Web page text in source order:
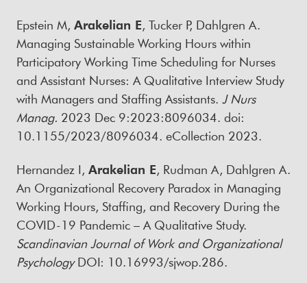
Epstein M, Arakelian E, Tucker P, Dahlgren A.
Managing Sustainable Working Hours within
Participatory Working Time Scheduling for Nurses
and Assistant Nurses: A Qualitative Interview Study
with Managers and Staffing Assistants. J Nurs
Manag. 2023 Dec 9:2023:8096034. doi:
10.1155/2023/8096034. eCollection 2023.
Hernandez I, Arakelian E, Rudman A, Dahlgren A.
An Organizational Recovery Paradox in Managing
Working Hours, Staffing, and Recovery During the
COVID-19 Pandemic – A Qualitative Study.
Scandinavian Journal of Work and Organizational
PsychologyDOI: 10.16993/sjwop.286.